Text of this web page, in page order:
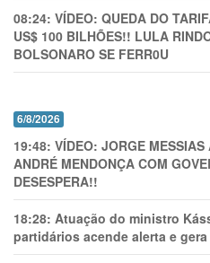
08:24: VÍDEO: QUEDA DO
US$ 100 BILHÕES!! LULA
BOLSONARO SE FERR0U
6/8/2026
19:48: VÍDEO: JORGE
ANDRÉ MENDONÇA COM
DESESPERA!!
18:28: Atuação do ministro
partidários acende alerta e